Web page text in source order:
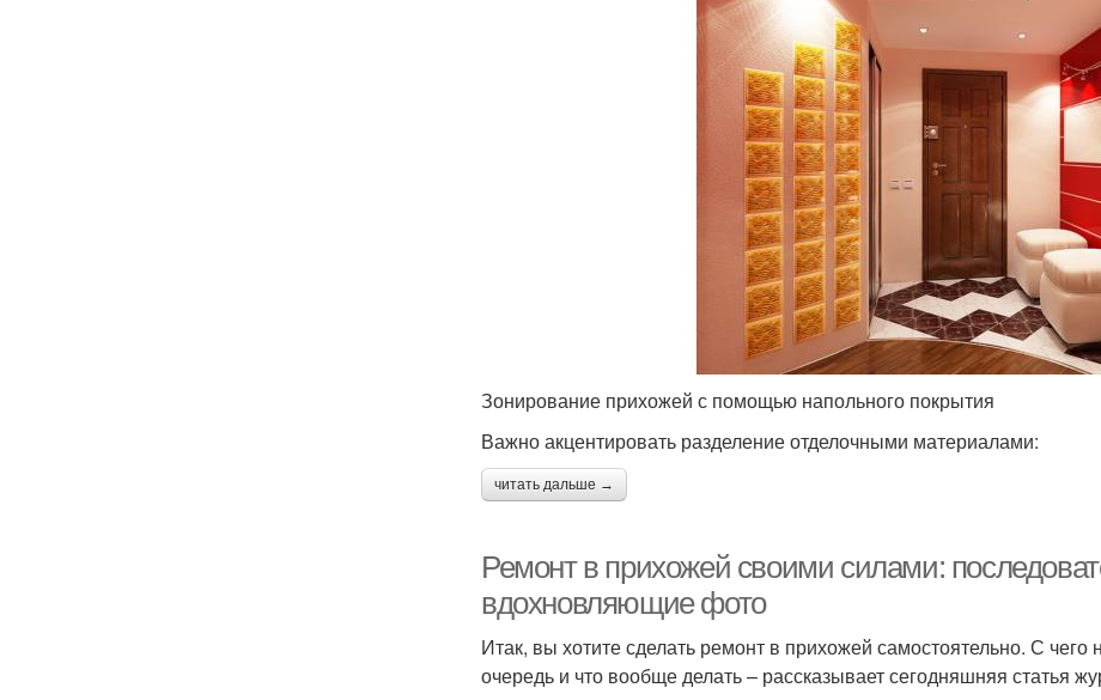
Зонирование прихожей с помощью напольного покрытия
Важно акцентировать разделение отделочными материалами:
читать дальше →
Ремонт в прихожей своими силами:
вдохновляющие фото
Итак, вы хотите сделать ремонт в прихожей самостоятельно. С
очередь и что вообще делать – рассказывает сегодняшняя статья